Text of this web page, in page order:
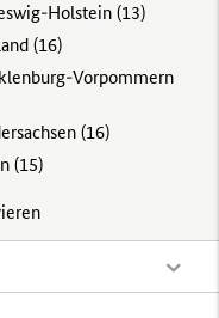
Holstein (13)
(16)
Vorpommern
(16)
(15)